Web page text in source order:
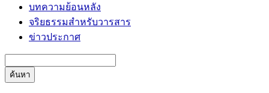
บทความย้อนหลัง
จริยธรรมสำหรับวารสาร
ข่าวประกาศ
ค้นหา